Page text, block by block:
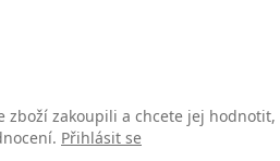
zakoupili a chcete jej
Přihlásit se